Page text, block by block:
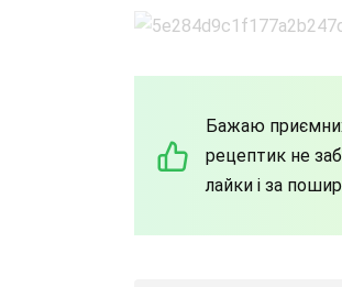
Бажаю
рецептик не
лайки і за